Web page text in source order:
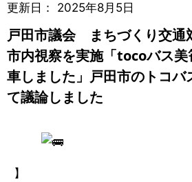
更新日： 2025年8月5日
戸田市議会 まちづくり交通
市内視察を実施「tocoバス
車しました」戸田市のトコバ
て議論しました
】